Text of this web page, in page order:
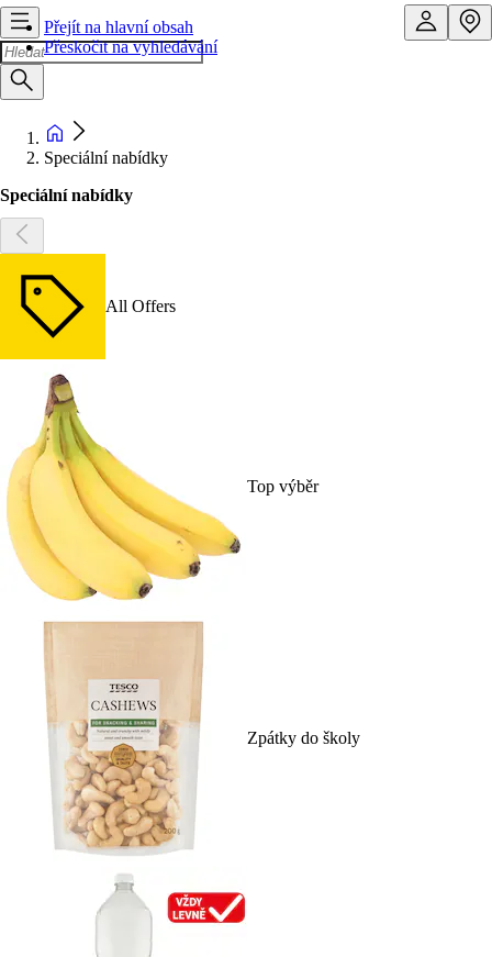
Přejít na hlavní obsah
Přeskočit na vyhledávání
Speciální nabídky
Speciální nabídky
All Offers
Top výběr
Zpátky do školy